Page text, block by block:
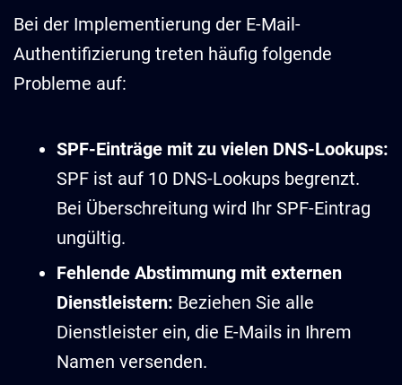
Bei der Implementierung der E-Mail-
Authentifizierung treten häufig folgende
Probleme auf:
SPF-Einträge mit zu vielen DNS-Lookups:
SPF ist auf 10 DNS-Lookups begrenzt.
Bei Überschreitung wird Ihr SPF-Eintrag
ungültig.
Fehlende Abstimmung mit externen
Dienstleistern: Beziehen Sie alle
Dienstleister ein, die E-Mails in Ihrem
Namen versenden.